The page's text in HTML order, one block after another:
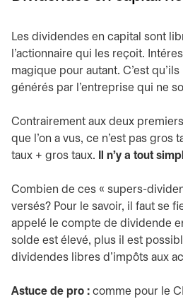
Les dividendes en capital sont
l’actionnaire qui les reçoit.
magique pour autant. C’est
générés par l’entreprise qui ne
Contrairement aux deux
que l’on a vus, ce n’est pas gros
taux + gros taux.
Il n’y a tout
Combien de ces « supers-
versés? Pour le savoir, il faut se
appelé le compte de dividende
solde est élevé, plus il est
dividendes libres d’impôts aux
Astuce de pro : comme pour le